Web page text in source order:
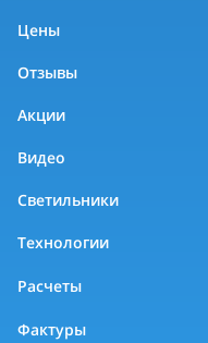
Цены
Отзывы
Акции
Видео
Светильники
Технологии
Расчеты
Фактуры